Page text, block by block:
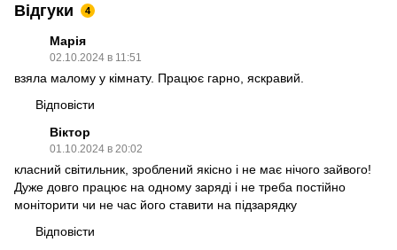
Відгуки 4
Марія
02.10.2024 в 11:51
взяла малому у кімнату. Працює гарно, яскравий.
Відповісти
Віктор
01.10.2024 в 20:02
класний світильник, зроблений якісно і не має нічого зайвого!
Дуже довго працює на одному заряді і не треба постійно
моніторити чи не час його ставити на підзарядку
Відповісти